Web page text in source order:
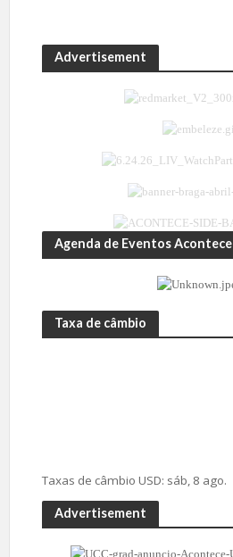
Advertisement
Agenda de Eventos Acontece
Taxa de câmbio
Taxas de câmbio USD: sáb, 8 ago.
Advertisement